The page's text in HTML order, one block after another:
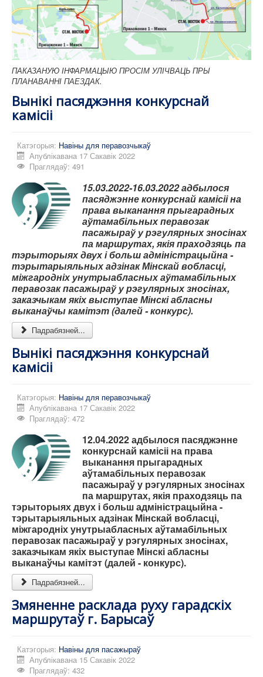
ПАКАЗАНУЮ ІНФАРМАЦЫЮ ПРОСІМ УЛІЧВАЦЬ ПРЫ
ПЛАНАВАННІ ПАЕЗДАК.
Вынікі пасяджэння конкурснай
камісіі
Катэгорыя: Навіны для перавозчыкаў
Апублікавана 17 Сакавік 2022
Праглядаў: 491
15.03.2022-16.03.2022 адбылося
пасяджэнне конкурснай камісіі на
права выканання прыгарадных
аўтамабільных перавозак
пасажыраў у рэгулярных зносінах
па маршрутах, якія праходзяць па
тэрыторыях двух і больш адміністрацыйна -
тэрытарыяльных адзінак Мінскай вобласці,
міжгародніх унутрыабласных аўтамабільных
перавозак пасажыраў у рэгулярных зносінах,
заказчыкам якіх выступае Мінскі абласны
выканаўчы камітэт (далей - конкурс).
Падрабязней...
Вынікі пасяджэння конкурснай
камісіі
Катэгорыя: Навіны для перавозчыкаў
Апублікавана 17 Сакавік 2022
Праглядаў: 472
12.04.2022 адбылося пасяджэнне
конкурснай камісіі на права
выканання прыгарадных
аўтамабільных перавозак
пасажыраў у рэгулярных зносінах
па маршрутах, якія праходзяць па
тэрыторыях двух і больш адміністрацыйна -
тэрытарыяльных адзінак Мінскай вобласці,
міжгародніх унутрыабласных аўтамабільных
перавозак пасажыраў у рэгулярных зносінах,
заказчыкам якіх выступае Мінскі абласны
выканаўчы камітэт (далей - конкурс).
Падрабязней...
Змяненне расклада руху гарадскіх
маршрутаў г. Барысаў
Катэгорыя: Навіны для пасажыраў
Апублікавана 15 Сакавік 2022
Праглядаў: 432